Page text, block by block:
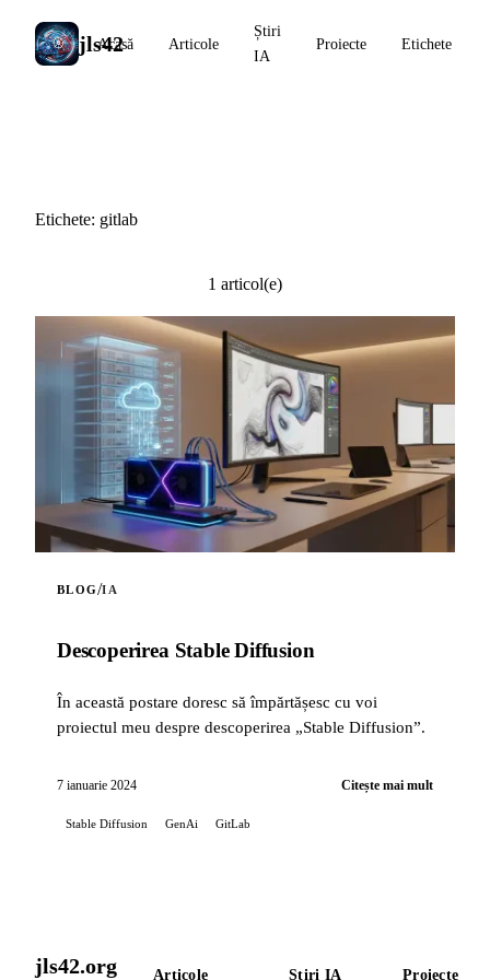
jls42
Acasă Articole
Știri
IA
Proiecte Etichete
Etichete: gitlab
1 articol(e)
BLOG/IA
Descoperirea Stable Diffusion
În această postare doresc să împărtășesc cu voi
proiectul meu despre descoperirea „Stable Diffusion”.
7 ianuarie 2024 Citește mai mult
Stable Diffusion GenAi GitLab
jls42.org Articole Știri IA Proiecte